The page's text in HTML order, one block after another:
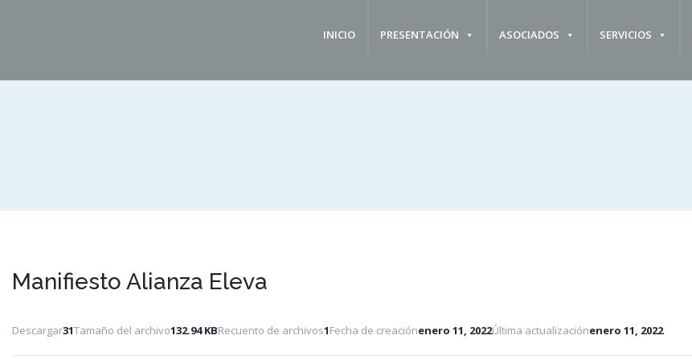
INICIO PRESENTACIÓN ASOCIADOS SERVICIOS
Manifiesto Alianza Eleva
Descargar31Tamaño del archivo132.94 KBRecuento de archivos1Fecha de creaciónenero 11, 2022Última actualizaciónenero 11, 2022